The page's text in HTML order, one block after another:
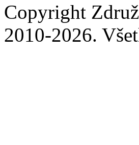
Copyright
2010-2026.